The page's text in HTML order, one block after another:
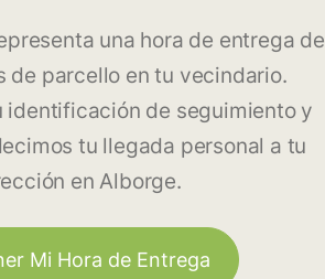
una hora de entrega de
de parcello en tu vecindario.
identificación de seguimiento y
tu llegada personal a tu
en Alborge.
Mi Hora de Entrega